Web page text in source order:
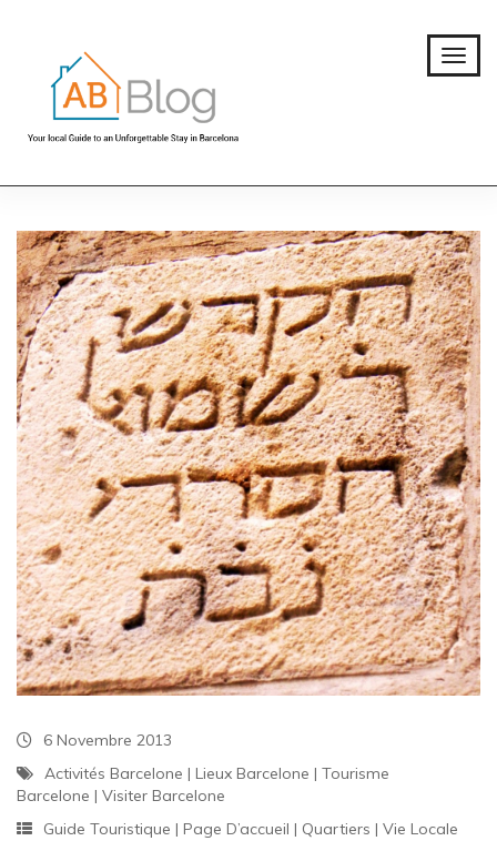
6 Novembre 2013
Activités Barcelone | Lieux Barcelone | Tourisme
Barcelone | Visiter Barcelone
Guide Touristique | Page D’accueil | Quartiers | Vie Locale